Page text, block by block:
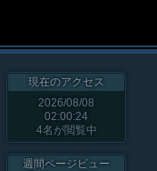
現在のアクセス
2026/08/08
02:00:24
4名が閲覧中
週間ページビュー